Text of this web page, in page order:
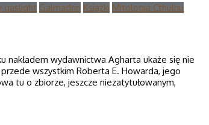
gaslight Galmadrin Książki Mitologia Cthulhu
wydawnictwa Agharta ukaże się nie
wszystkim Roberta E. Howarda, jego
tu o zbiorze, jeszcze niezatytułowanym,